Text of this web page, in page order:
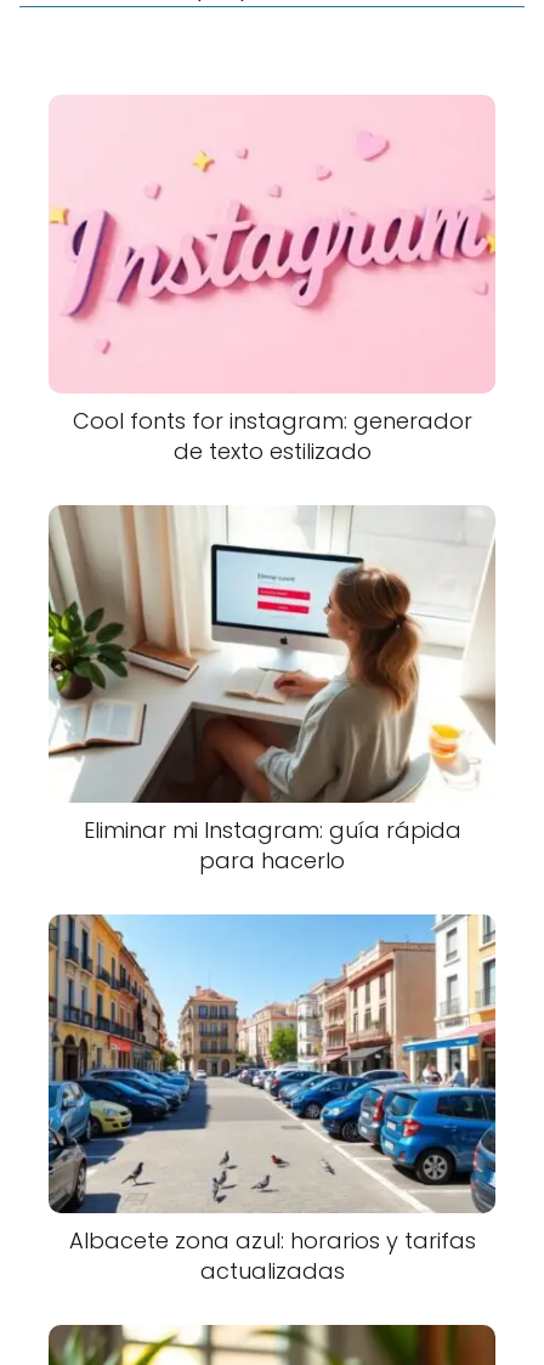
Cool fonts for instagram: generador
de texto estilizado
Eliminar mi Instagram: guía rápida
para hacerlo
Albacete zona azul: horarios y tarifas
actualizadas